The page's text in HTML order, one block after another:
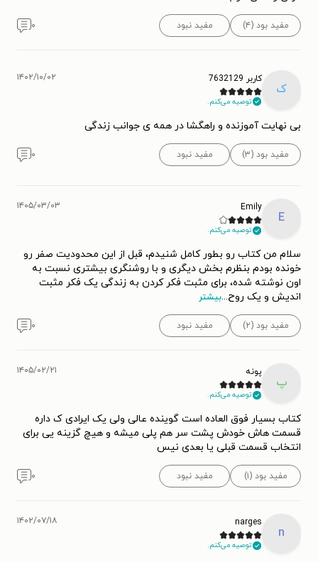
مفید بود (۴) مفید نبود ۰
ک
کاربر 7632129
توصیه می‌کنم.
۱۴۰۲/۱۰/۰۲
بی نهایت آموزنده و راهگشا در همه ی جوانب زندگی
مفید بود (۳) مفید نبود ۰
E
Emily
توصیه می‌کنم.
۱۴۰۵/۰۳/۰۳
سلام من کتاب رو بطور کامل شنیدم، قبل از این محدودیت صفر رو
خونده بودم بنظرم بخش دیگری و با روشنگری بیشتری نسبت به
اون نوشته شده، برای مثبت فکر کردن به زندگی یک فکر مثبت
اندیش و یک روح...بیشتر
مفید بود (۲) مفید نبود ۰
پ
پونه
توصیه می‌کنم.
۱۴۰۵/۰۲/۲۱
کتاب بسیار فوق العاده است گوینده عالی ولی یک ایرادی ک داره
قسمت هاش خودش پشت سر هم پلی میشه و هیچ گزینه یی برای
انتخاب قسمت قبلی یا بعدی نیس
مفید بود (۱) مفید نبود ۰
n
narges
توصیه می‌کنم.
۱۴۰۲/۰۷/۱۸